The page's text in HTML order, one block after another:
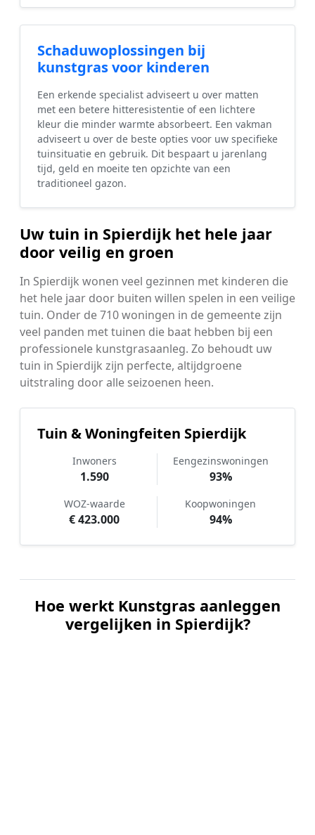
Schaduwoplossingen bij
kunstgras voor kinderen
Een erkende specialist adviseert u over matten
met een betere hitteresistentie of een lichtere
kleur die minder warmte absorbeert. Een vakman
adviseert u over de beste opties voor uw specifieke
tuinsituatie en gebruik. Dit bespaart u jarenlang
tijd, geld en moeite ten opzichte van een
traditioneel gazon.
Uw tuin in Spierdijk het hele jaar
door veilig en groen
In Spierdijk wonen veel gezinnen met kinderen die
het hele jaar door buiten willen spelen in een veilige
tuin. Onder de 710 woningen in de gemeente zijn
veel panden met tuinen die baat hebben bij een
professionele kunstgrasaanleg. Zo behoudt uw
tuin in Spierdijk zijn perfecte, altijdgroene
uitstraling door alle seizoenen heen.
Tuin & Woningfeiten Spierdijk
Inwoners
1.590
Eengezinswoningen
93%
WOZ-waarde
€ 423.000
Koopwoningen
94%
Hoe werkt Kunstgras aanleggen
vergelijken in Spierdijk?